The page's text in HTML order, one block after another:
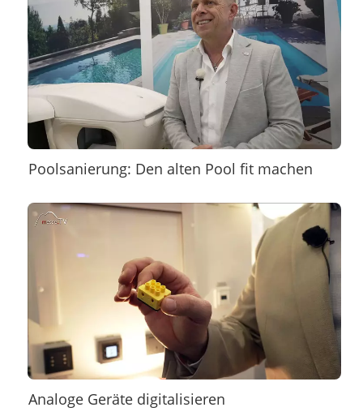
Poolsanierung: Den alten Pool fit machen
Analoge Geräte digitalisieren